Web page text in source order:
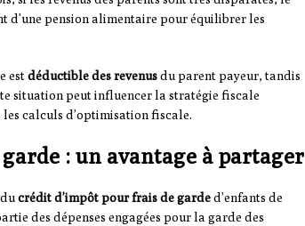
d’une pension alimentaire pour équilibrer les
estdéductible des revenusdu parent payeur, tandis
situation peut influencer la stratégie fiscale
calculs d’optimisation fiscale.
: un avantage à partager
crédit d’impôt pour frais de garded’enfants de
des dépenses engagées pour la garde des